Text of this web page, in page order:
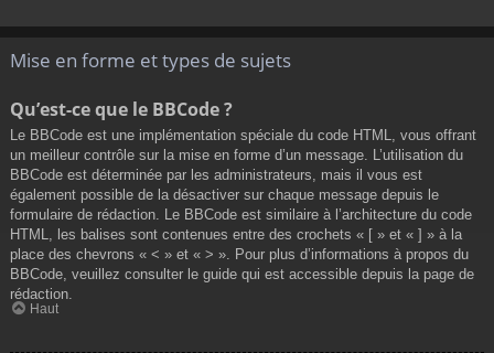
Mise en forme et types de sujets
Qu’est-ce que le BBCode ?
Le BBCode est une implémentation spéciale du code HTML, vous offrant
un meilleur contrôle sur la mise en forme d’un message. L’utilisation du
BBCode est déterminée par les administrateurs, mais il vous est
également possible de la désactiver sur chaque message depuis le
formulaire de rédaction. Le BBCode est similaire à l’architecture du code
HTML, les balises sont contenues entre des crochets « [ » et « ] » à la
place des chevrons « < » et « > ». Pour plus d’informations à propos du
BBCode, veuillez consulter le guide qui est accessible depuis la page de
rédaction.
Haut